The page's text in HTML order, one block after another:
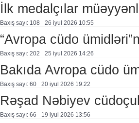
İlk medalçılar
Baxış sayı: 108 26 i̇yul 2026 10:55
“Avropa cüdo
Baxış sayı: 202 25 i̇yul 2026 14:26
Bakıda Avropa cüdo
Baxış sayı: 60 20 i̇yul 2026 19:22
Rəşad Nəbiyev
Baxış sayı: 66 19 i̇yul 2026 13:56